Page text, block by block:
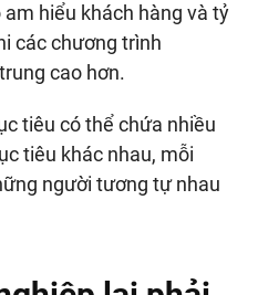
hiểu khách hàng và tỷ
các chương trình
cao hơn.
tiêu có thể chứa nhiều
tiêu khác nhau, mỗi
người tương tự nhau